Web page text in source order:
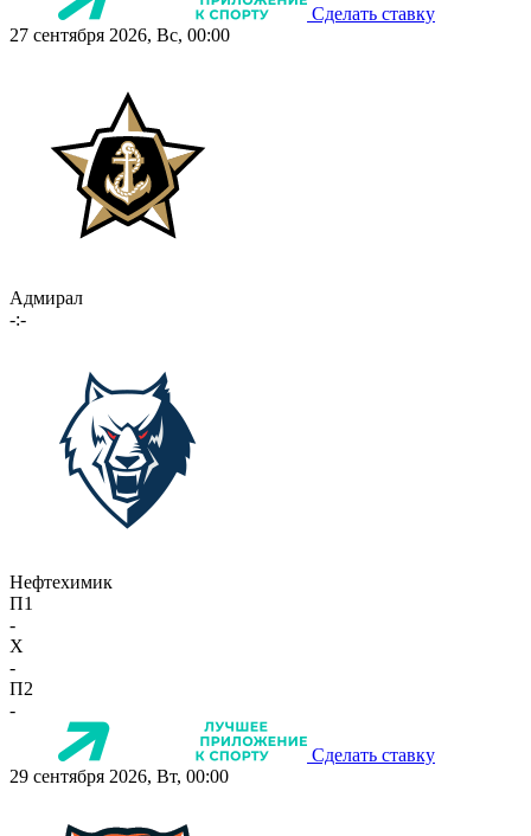
Сделать ставку
27 сентября 2026, Вс, 00:00
Адмирал
-:-
Нефтехимик
П1
-
X
-
П2
-
Сделать ставку
29 сентября 2026, Вт, 00:00